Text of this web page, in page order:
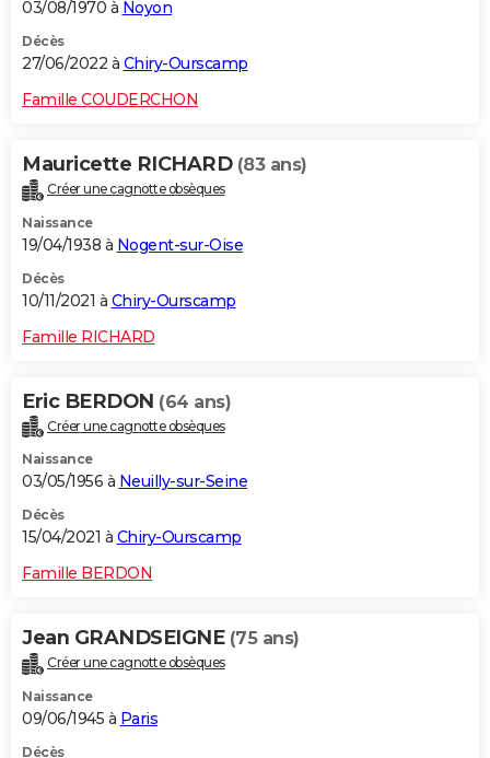
03/08/1970 à Noyon
Décès
27/06/2022 à Chiry-Ourscamp
Famille COUDERCHON
Mauricette RICHARD (83 ans)
Créer une cagnotte obsèques
Naissance
19/04/1938 à Nogent-sur-Oise
Décès
10/11/2021 à Chiry-Ourscamp
Famille RICHARD
Eric BERDON (64 ans)
Créer une cagnotte obsèques
Naissance
03/05/1956 à Neuilly-sur-Seine
Décès
15/04/2021 à Chiry-Ourscamp
Famille BERDON
Jean GRANDSEIGNE (75 ans)
Créer une cagnotte obsèques
Naissance
09/06/1945 à Paris
Décès